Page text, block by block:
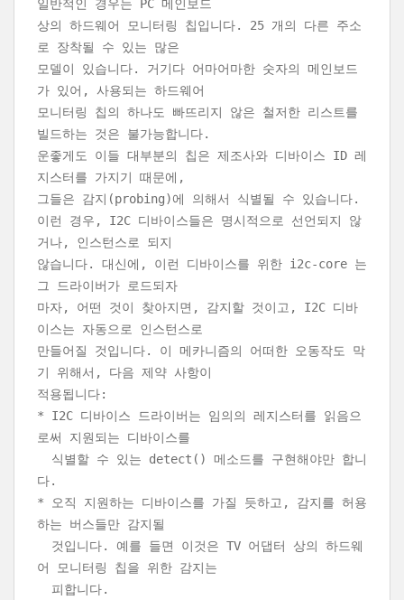
일반적인 경우는 PC 메인보드
상의 하드웨어 모니터링 칩입니다. 25 개의 다른 주소
로 장착될 수 있는 많은
모델이 있습니다. 거기다 어마어마한 숫자의 메인보드
가 있어, 사용되는 하드웨어
모니터링 칩의 하나도 빠뜨리지 않은 철저한 리스트를
빌드하는 것은 불가능합니다.
운좋게도 이들 대부분의 칩은 제조사와 디바이스 ID 레
지스터를 가지기 때문에,
그들은 감지(probing)에 의해서 식별될 수 있습니다.
이런 경우, I2C 디바이스들은 명시적으로 선언되지 않
거나, 인스턴스로 되지
않습니다. 대신에, 이런 디바이스를 위한 i2c-core 는
그 드라이버가 로드되자
마자, 어떤 것이 찾아지면, 감지할 것이고, I2C 디바
이스는 자동으로 인스턴스로
만들어질 것입니다. 이 메카니즘의 어떠한 오동작도 막
기 위해서, 다음 제약 사항이
적용됩니다:
* I2C 디바이스 드라이버는 임의의 레지스터를 읽음으
로써 지원되는 디바이스를
식별할 수 있는 detect() 메소드를 구현해야만 합니
다.
* 오직 지원하는 디바이스를 가질 듯하고, 감지를 허용
하는 버스들만 감지될
것입니다. 예를 들면 이것은 TV 어댑터 상의 하드웨
어 모니터링 칩을 위한 감지는
피합니다.